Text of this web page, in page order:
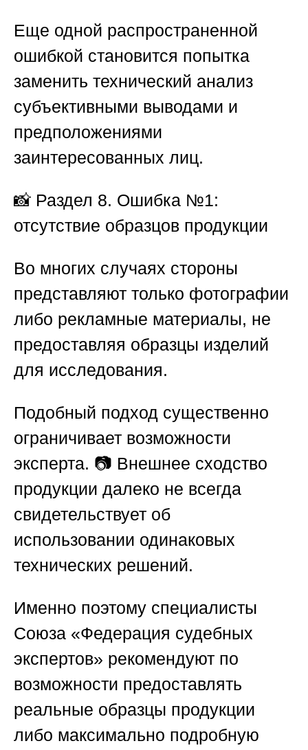
Еще одной распространенной
ошибкой становится попытка
заменить технический анализ
субъективными выводами и
предположениями
заинтересованных лиц.
📸 Раздел 8. Ошибка №1:
отсутствие образцов продукции
Во многих случаях стороны
представляют только фотографии
либо рекламные материалы, не
предоставляя образцы изделий
для исследования.
Подобный подход существенно
ограничивает возможности
эксперта. 📷 Внешнее сходство
продукции далеко не всегда
свидетельствует об
использовании одинаковых
технических решений.
Именно поэтому специалисты
Союза «Федерация судебных
экспертов» рекомендуют по
возможности предоставлять
реальные образцы продукции
либо максимально подробную